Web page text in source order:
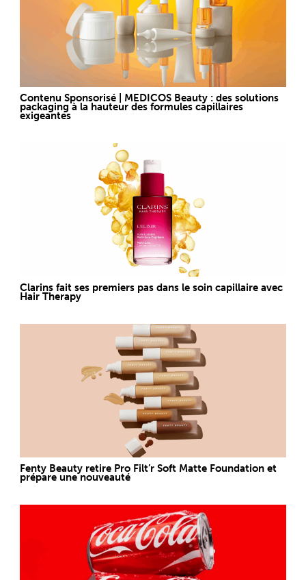
Contenu Sponsorisé | MEDICOS Beauty : des solutions
packaging à la hauteur des formules capillaires
exigeantes
Clarins fait ses premiers pas dans le soin capillaire avec
Hair Therapy
Fenty Beauty retire Pro Filt’r Soft Matte Foundation et
prépare une nouveauté